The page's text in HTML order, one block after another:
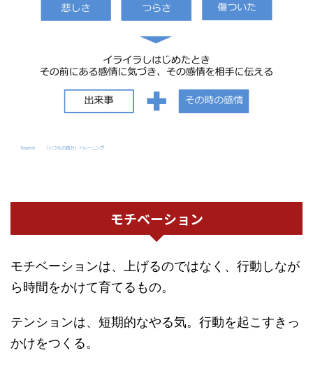
モチベーション
モチベーションは、上げるのではなく、行動しなが
ら時間をかけて育てるもの。
テンションは、短期的なやる気。行動を起こすきっ
かけをつくる。